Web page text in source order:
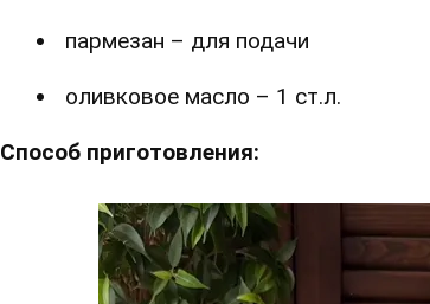
пармезан – для подачи
оливковое масло – 1 ст.л.
Способ приготовления: